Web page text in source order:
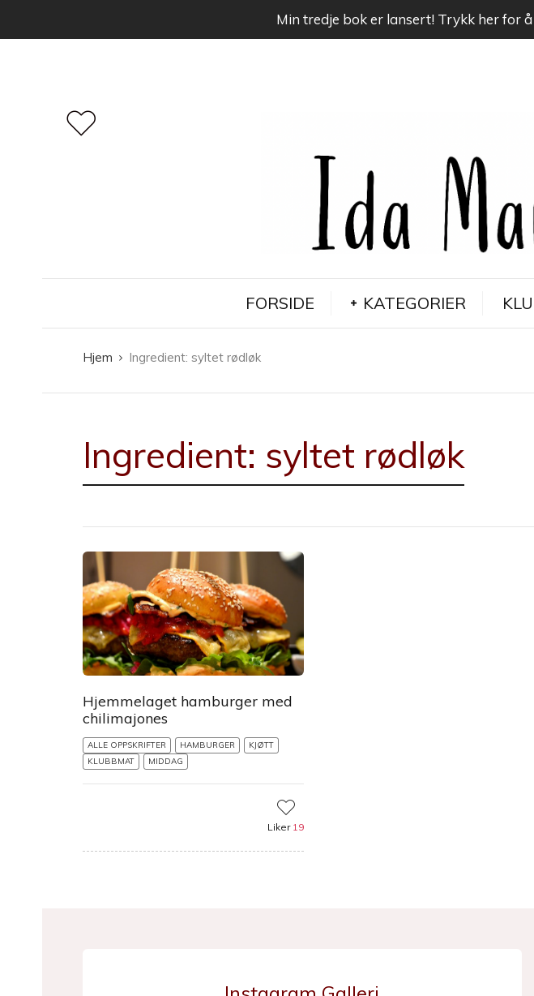
FORSIDE KATEGORIER
Hjem Ingredient: syltet rødløk
Ingredient: syltet rødløk
Hjemmelaget hamburger med
chilimajones
ALLE OPPSKRIFTER HAMBURGER
KJØTT
KLUBBMAT
MIDDAG
Liker 19
Min tredje bok er lansert! Trykk her for